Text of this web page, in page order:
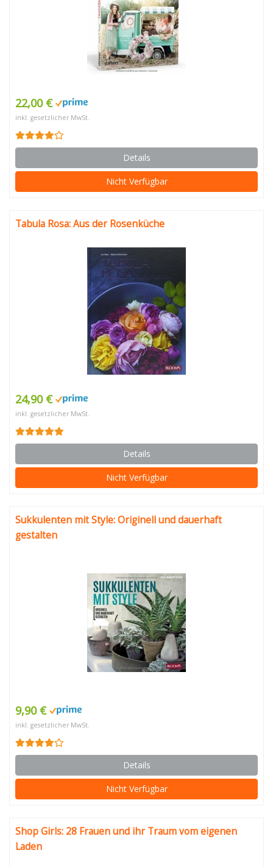
22,00 €
inkl. gesetzlicher MwSt.
Details
Nicht Verfügbar
Tabula Rosa: Aus der Rosenküche
24,90 €
inkl. gesetzlicher MwSt.
Details
Nicht Verfügbar
Sukkulenten mit Style: Originell und dauerhaft
gestalten
9,90 €
inkl. gesetzlicher MwSt.
Details
Nicht Verfügbar
Shop Girls: 28 Frauen und ihr Traum vom eigenen
Laden